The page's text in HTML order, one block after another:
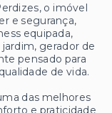
o imóvel
e segurança,
equipada,
gerador de
pensado para
de vida.
das melhores
e praticidade